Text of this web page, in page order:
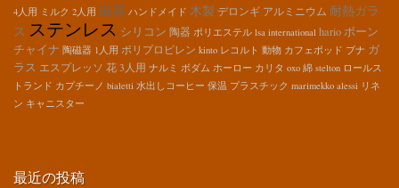
4人用 ミルク 2人用 磁器 ハンドメイド 木製 デロンギ アルミニウム 耐熱ガラ
ス ステンレス シリコン 陶器 ポリエステル lsa international harioボーン
チャイナ 陶磁器 1人用 ポリプロピレン kinto レコルト 動物 カフェポッド ブナ ガ
ラス エスプレッソ 花 3人用 ナルミ ボダム ホーロー カリタ oxo 綿 stelton ロールス
トランド カプチーノ bialetti 水出しコーヒー 保温 プラスチック marimekko alessi リネ
ン キャニスター
最近の投稿